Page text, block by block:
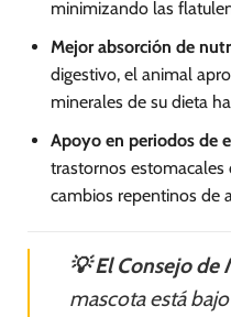
minimizando las
Mejor absorción de
digestivo, el animal
minerales de su dieta
Apoyo en periodos de
trastornos estomacales
cambios repentinos de
💡 El Consejo de
mascota está